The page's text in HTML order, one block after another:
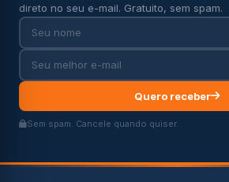
direto no seu e-mail. Gratuito, sem spam.
Quero receber
Sem spam. Cancele quando quiser.